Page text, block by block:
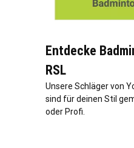
Entdecke
RSL
Unsere Schläger von
sind für deinen Stil
oder Profi.